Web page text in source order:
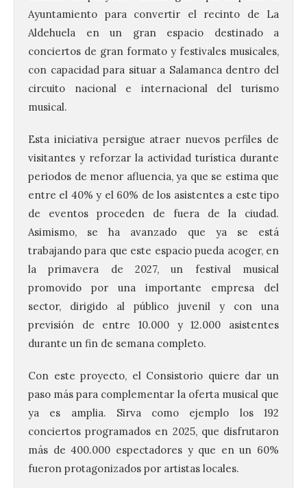
Ayuntamiento para convertir el recinto de La
Aldehuela en un gran espacio destinado a
conciertos de gran formato y festivales musicales,
con capacidad para situar a Salamanca dentro del
circuito nacional e internacional del turismo
musical.
Esta iniciativa persigue atraer nuevos perfiles de
visitantes y reforzar la actividad turística durante
periodos de menor afluencia, ya que se estima que
entre el 40% y el 60% de los asistentes a este tipo
de eventos proceden de fuera de la ciudad.
Asimismo, se ha avanzado que ya se está
trabajando para que este espacio pueda acoger, en
la primavera de 2027, un festival musical
promovido por una importante empresa del
sector, dirigido al público juvenil y con una
previsión de entre 10.000 y 12.000 asistentes
durante un fin de semana completo.
Con este proyecto, el Consistorio quiere dar un
paso más para complementar la oferta musical que
ya es amplia. Sirva como ejemplo los 192
conciertos programados en 2025, que disfrutaron
más de 400.000 espectadores y que en un 60%
fueron protagonizados por artistas locales.
120 jóvenes completan su
formación en robótica y
entornos digitales en un
nuevo curso de los
Campamentos Salamanca
Tech